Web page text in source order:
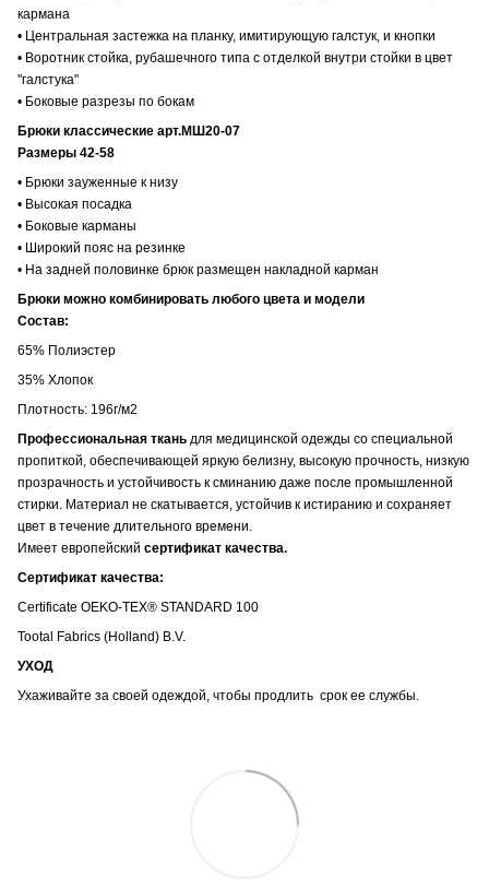
кармана
• Центральная застежка на планку, имитирующую галстук, и кнопки
• Воротник стойка, рубашечного типа с отделкой внутри стойки в цвет
"галстука"
• Боковые разрезы по бокам
Брюки классические арт.МШ20-07
Размеры 42-58
• Брюки зауженные к низу
• Высокая посадка
• Боковые карманы
• Широкий пояс на резинке
• На задней половинке брюк размещен накладной карман
Брюки можно комбинировать любого цвета и модели
Состав:
65% Полиэстер
35% Хлопок
Плотность: 196г/м2
Профессиональная ткань для медицинской одежды со специальной
пропиткой, обеспечивающей яркую белизну, высокую прочность, низкую
прозрачность и устойчивость к сминанию даже после промышленной
стирки. Материал не скатывается, устойчив к истиранию и сохраняет
цвет в течение длительного времени.
Имеет европейский сертификат качества.
Сертификат качества:
Certificate OEKO-TEX® STANDARD 100
Tootal Fabrics (Holland) B.V.
УХОД
Ухаживайте за своей одеждой, чтобы продлить срок ее службы.